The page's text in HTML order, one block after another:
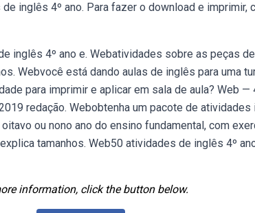
inglês 4º ano. Para fazer o download e imprimir,
inglês 4º ano e. Webatividades sobre as peças
Webvocê está dando aulas de inglês para uma
para imprimir e aplicar em sala de aula? Web
redação. Webobtenha um pacote de
ou nono ano do ensino fundamental, com
tamanhos. Web50 atividades de inglês 4º
information, click the button below.